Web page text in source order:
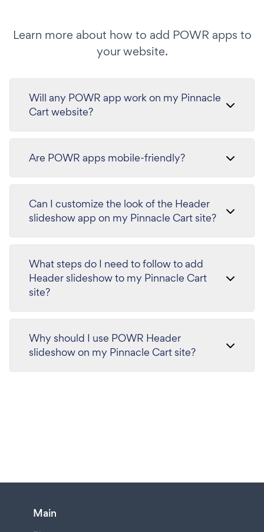
Learn more about how to add POWR apps to
your website.
Will any POWR app work on my Pinnacle
Cart website?
Are POWR apps mobile-friendly?
Can I customize the look of the Header
slideshow app on my Pinnacle Cart site?
What steps do I need to follow to add
Header slideshow to my Pinnacle Cart
site?
Why should I use POWR Header
slideshow on my Pinnacle Cart site?
Main